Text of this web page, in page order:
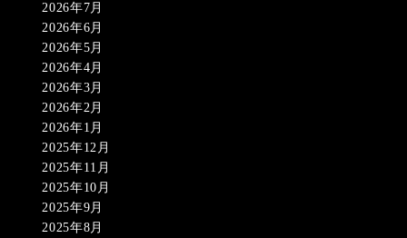
2026年7月
2026年6月
2026年5月
2026年4月
2026年3月
2026年2月
2026年1月
2025年12月
2025年11月
2025年10月
2025年9月
2025年8月